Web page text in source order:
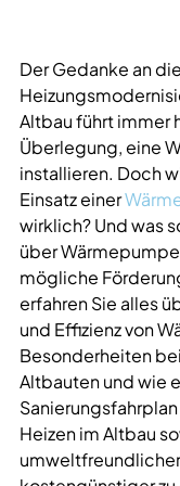
Der Gedanke an die
Altbau führt immer
Überlegung, eine
installieren. Doch
Einsatz einer
wirklich? Und was
über
mögliche
erfahren Sie alles
und Effizienz von
Besonderheiten
Altbauten und wie
Heizen im Altbau